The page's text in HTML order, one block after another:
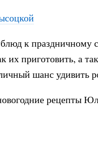
к праздничному
их приготовить, а
шанс удивить
рецепты